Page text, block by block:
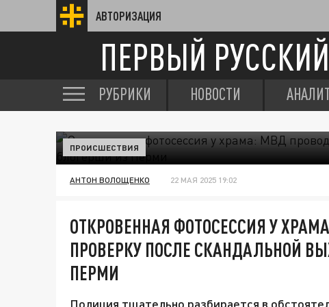
АВТОРИЗАЦИЯ
ПЕРВЫЙ РУССКИЙ
РУБРИКИ НОВОСТИ
ПРОИСШЕСТВИЯ
АНТОН ВОЛОЩЕНКО 22 МАЯ 2025 19:02
ОТКРОВЕННАЯ ФОТОСЕССИЯ У
ПРОВЕРКУ ПОСЛЕ СКАНДАЛЬНОЙ
ПЕРМИ
Полиция тщательно разбирается в